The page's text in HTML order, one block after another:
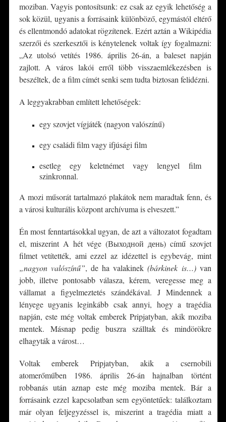
moziban. Vagyis pontosítsunk: ez csak az egyik lehetőség a
sok közül, ugyanis a forrásaink különböző, egymástól eltérő
és ellentmondó adatokat rögzítenek. Ezért aztán a Wikipédia
szerzői és szerkesztői is kénytelenek voltak így fogalmazni:
„Az utolsó vetítés 1986. április 26-án, a baleset napján
zajlott. A város lakói erről több visszaemlékezésben is
beszéltek, de a film címét senki sem tudta biztosan felidézni.
A leggyakrabban említett lehetőségek:
egy szovjet vígjáték (nagyon valószínű)
egy családi film vagy ifjúsági film
esetleg egy keletnémet vagy lengyel film
szinkronnal.
A mozi műsorát tartalmazó plakátok nem maradtak fenn, és
a városi kulturális központ archívuma is elveszett.”
Én most fenntartásokkal ugyan, de azt a változatot fogadtam
el, miszerint A hét vége (Выходной день) című szovjet
filmet vetítették, ami ezzel az idézettel is egybevág, mint
„nagyon valószínű”, de ha valakinek(bárkinek is…)van
jobb, illetve pontosabb válasza, kérem, veregesse meg a
vállamat a figyelmeztetés szándékával. J Mindennek a
lényege ugyanis leginkább csak annyi, hogy a tragédia
napján, este még voltak emberek Pripjatyban, akik moziba
mentek. Másnap pedig buszra szálltak és mindörökre
elhagyták a várost…
Voltak emberek Pripjatyban, akik a csernobili
atomerőműben 1986. április 26-án hajnalban történt
robbanás után aznap este még moziba mentek. Bár a
forrásaink ezzel kapcsolatban sem egyöntetűek: találkoztam
már olyan feljegyzéssel is, miszerint a tragédia miatt a